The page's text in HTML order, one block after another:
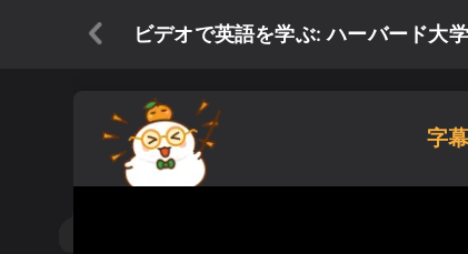
ビデオで英語を学ぶ: ハーバード大
字